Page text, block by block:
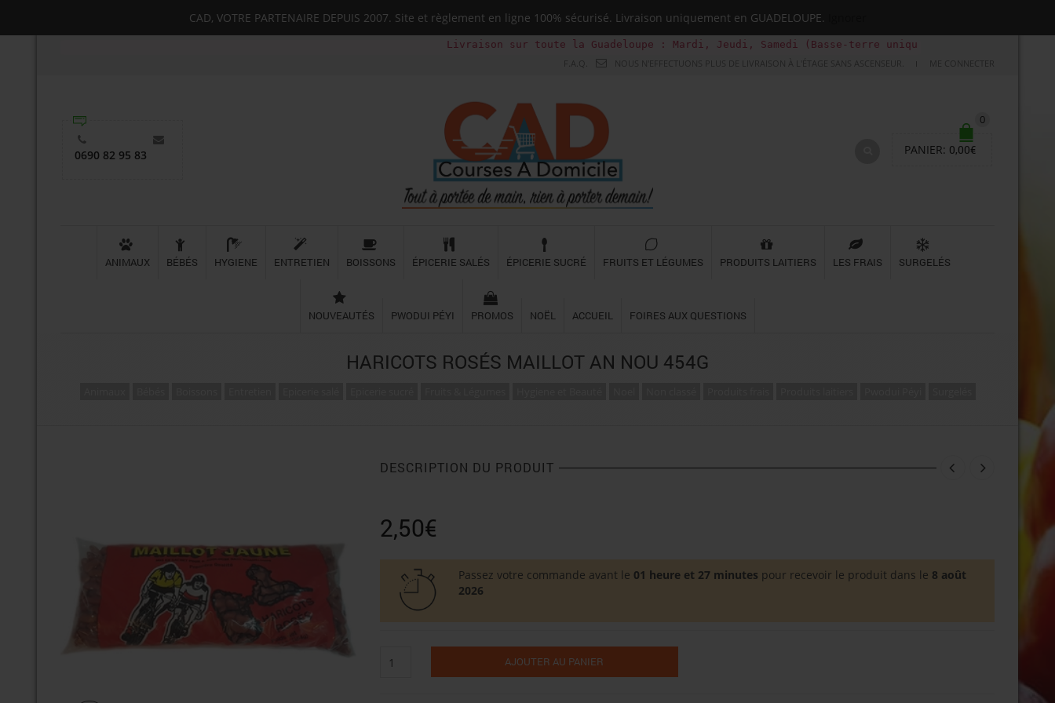
Livraison sur toute la Guadeloupe : Mardi, Jeudi, Samedi (Basse-terre uniquement le Samedi). Je passe ma
NOUS N'EFFECTUONS PLUS DE LIVRAISON À L'ÉTAGE SANS ASCENSEUR.
ME CONNECTER
F.A.Q.
0690 82 95 83
0
PANIER: 0,00€
ANIMAUX BÉBÉS HYGIENE ENTRETIEN BOISSONS ÉPICERIE SALÉS ÉPICERIE SUCRÉ FRUITS ET LÉGUMES PRODUITS LAITIERS LES FRAIS SURGELÉS
NOUVEAUTÉS PWODUI PÉYI PROMOS NOËL ACCUEIL FOIRES AUX QUESTIONS
HARICOTS ROSÉS MAILLOT AN NOU 454G
DESCRIPTION DU PRODUIT
2,50€
Passez votre commande avant le 01 heure et 27 minutes pour recevoir le produit dans le 8 août
2026
de
AJOUTER AU PANIER
CAD, VOTRE PARTENAIRE DEPUIS 2007. Site et règlement en ligne 100% sécurisé. Livraison uniquement en GUADELOUPE.